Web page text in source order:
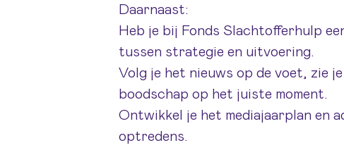
Daarnaast:
Heb je bij Fonds Slachtofferhulp
tussen strategie en uitvoering.
Volg je het nieuws op de voet, zie
boodschap op het juiste moment.
Ontwikkel je het mediajaarplan en
optredens.